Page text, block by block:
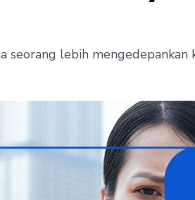
seorang lebih